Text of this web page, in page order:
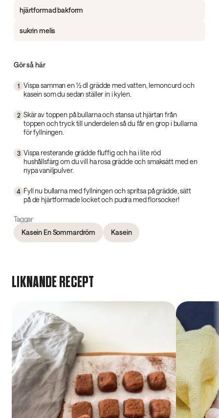
hjärtformad bakform
sukrin melis
Gör så här
1
Vispa samman en ½ dl grädde med vatten, lemoncurd och
kasein som du sedan ställer in i kylen.
2 Skär av toppen på bullarna och stansa ut hjärtan från
toppen och tryck till underdelen så du får en grop i bullarna
för fyllningen.
3 Vispa resterande grädde fluffig och ha i lite röd
hushållsfärg om du vill ha rosa grädde och smaksätt med en
nypa vaniljpulver.
4 Fyll nu bullarna med fyllningen och spritsa på grädde, sätt
på de hjärtformade locket och pudra med florsocker!
Taggar
Kasein En Sommardröm
Kasein
LIKNANDE RECEPT